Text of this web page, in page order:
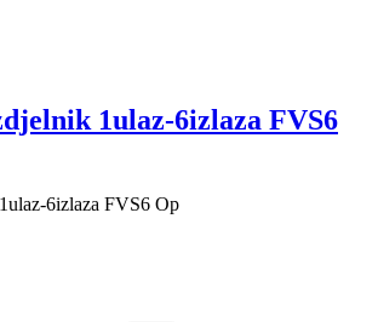
1ulaz-6izlaza FVS6
6izlaza FVS6 Op